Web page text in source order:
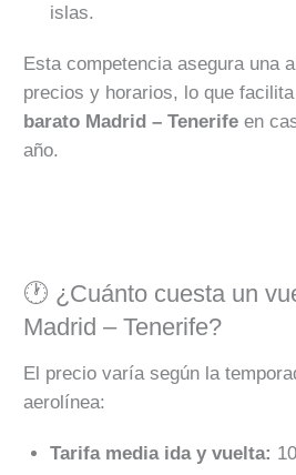
islas.
Esta competencia asegura una
precios y horarios, lo que
barato Madrid – Tenerife en
año.
🕐 ¿Cuánto cuesta un
Madrid – Tenerife?
El precio varía según la
aerolínea:
Tarifa media ida y vuelta: